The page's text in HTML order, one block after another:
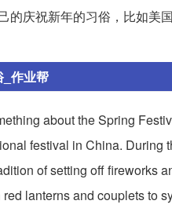
庆祝新年的习俗，比如美
_作业帮
about the Spring
festival in China.
of setting off fireworks
lanterns and couplets to